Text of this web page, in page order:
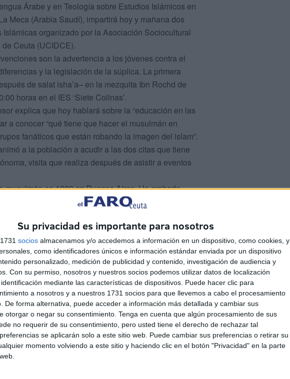
Su privacidad es importante para nosotros
socios almacenamos y/o accedemos a información en un dispositivo, como cookies, y
como identificadores únicos e información estándar enviada por un dispositivo
personalizado, medición de publicidad y contenido, investigación de audiencia y
Con su permiso, nosotros y nuestros socios podemos utilizar datos de localización
mediante las características de dispositivos. Puede hacer clic para
a nosotros y a nuestros 1731 socios para que llevemos a cabo el procesamiento
De forma alternativa, puede acceder a información más detallada y cambiar sus
otorgar o negar su consentimiento. Tenga en cuenta que algún procesamiento de sus
no requerir de su consentimiento, pero usted tiene el derecho de rechazar tal
se aplicarán solo a este sitio web. Puede cambiar sus preferencias o retirar su
momento volviendo a este sitio y haciendo clic en el botón "Privacidad" en la parte
Árabe y en Teología sobre Estudios Islámicos en
Meca (Arabia Saudí), impartirá hoy y mañana dos
organizado por la Asociación Sociocultural
Ceuta (UCIDCE).
son la advertencia a los jóvenes contra el
y la legislación de la súplica. La primera
de salat isha’a– en la mezquita Ibn Rochd de
horas en el IES ‘Siete Colinas’.
explica que hoy hablará sobre la “educación en las
a conocer “qué tiene que hacer el musulmán en
fanáticos que están robando la imagen del islam”.
a la población a acudir a las dos citas que tiene
visita que realiza después de asistir a eventos
musulmán en 1989 en Buenos Aires. Ha grabado
español Córdoba Internacional TV.
en la ciudad autónoma. Una entidad que se define
de la literatura y los valores islámicos a la
y la moderación” además de “defender los
con las minorías”. Iqra presenta un
conocerá, de primera mano, la “verdadera esencia”
el entendimiento y la comprensión de una verdad
podrán descubrir aquello que siempre quisieron saber
importantes. También presenta literatura islámica